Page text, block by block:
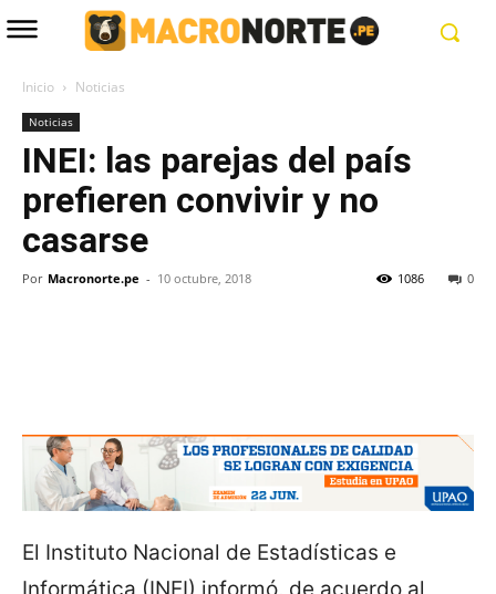
Inicio Noticias
Noticias
INEI: las parejas del país
prefieren convivir y no
casarse
Por Macronorte.pe - 10 octubre, 2018 0
1086
El Instituto Nacional de Estadísticas e